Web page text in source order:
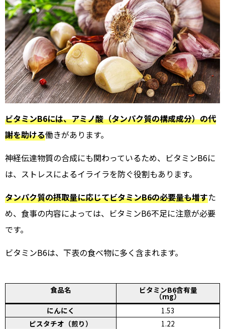
ビタミンB6には、アミノ酸（タンパク質の構成成分）の代
謝を助ける働きがあります。
神経伝達物質の合成にも関わっているため、ビタミンB6に
は、ストレスによるイライラを防ぐ役割もあります。
タンパク質の摂取量に応じてビタミンB6の必要量も増すた
め、食事の内容によっては、ビタミンB6不足に注意が必要
です。
ビタミンB6は、下表の食べ物に多く含まれます。
食品名 ビタミンB6含有量
（mg）
にんにく
1.53
ピスタチオ（煎り）
1.22